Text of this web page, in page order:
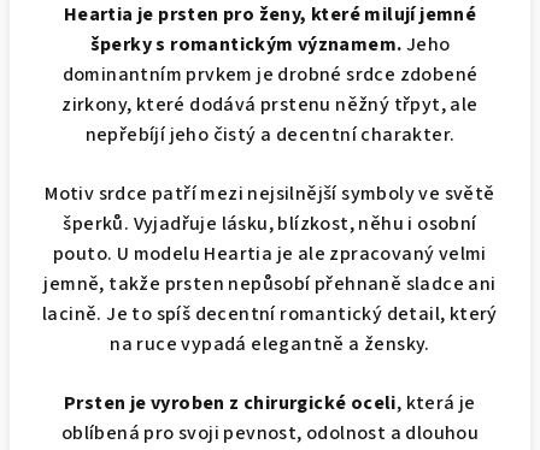
Heartia je prsten pro ženy, které milují jemné
šperky s romantickým významem.Jeho
dominantním prvkem je drobné srdce zdobené
zirkony, které dodává prstenu něžný třpyt, ale
nepřebíjí jeho čistý a decentní charakter.
Motiv srdce patří mezi nejsilnější symboly ve světě
šperků. Vyjadřuje lásku, blízkost, něhu i osobní
pouto. U modelu Heartia je ale zpracovaný velmi
jemně, takže prsten nepůsobí přehnaně sladce ani
lacině. Je to spíš decentní romantický detail, který
na ruce vypadá elegantně a žensky.
Prsten je vyroben z chirurgické oceli, která je
oblíbená pro svoji pevnost, odolnost a dlouhou